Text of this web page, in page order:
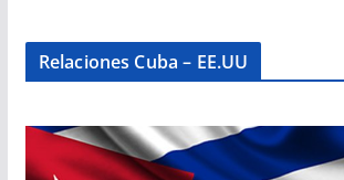
Relaciones Cuba – EE.UU